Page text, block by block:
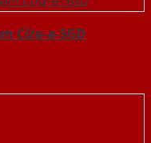
Cửa-a-SGD